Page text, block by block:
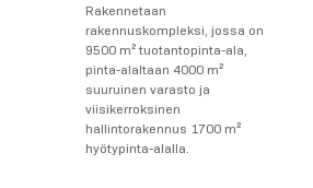
Rakennetaan
rakennuskompleksi, jossa on
9500 m² tuotantopinta-ala,
pinta-alaltaan 4000 m²
suuruinen varasto ja
viisikerroksinen
hallintorakennus 1700 m²
hyötypinta-alalla.